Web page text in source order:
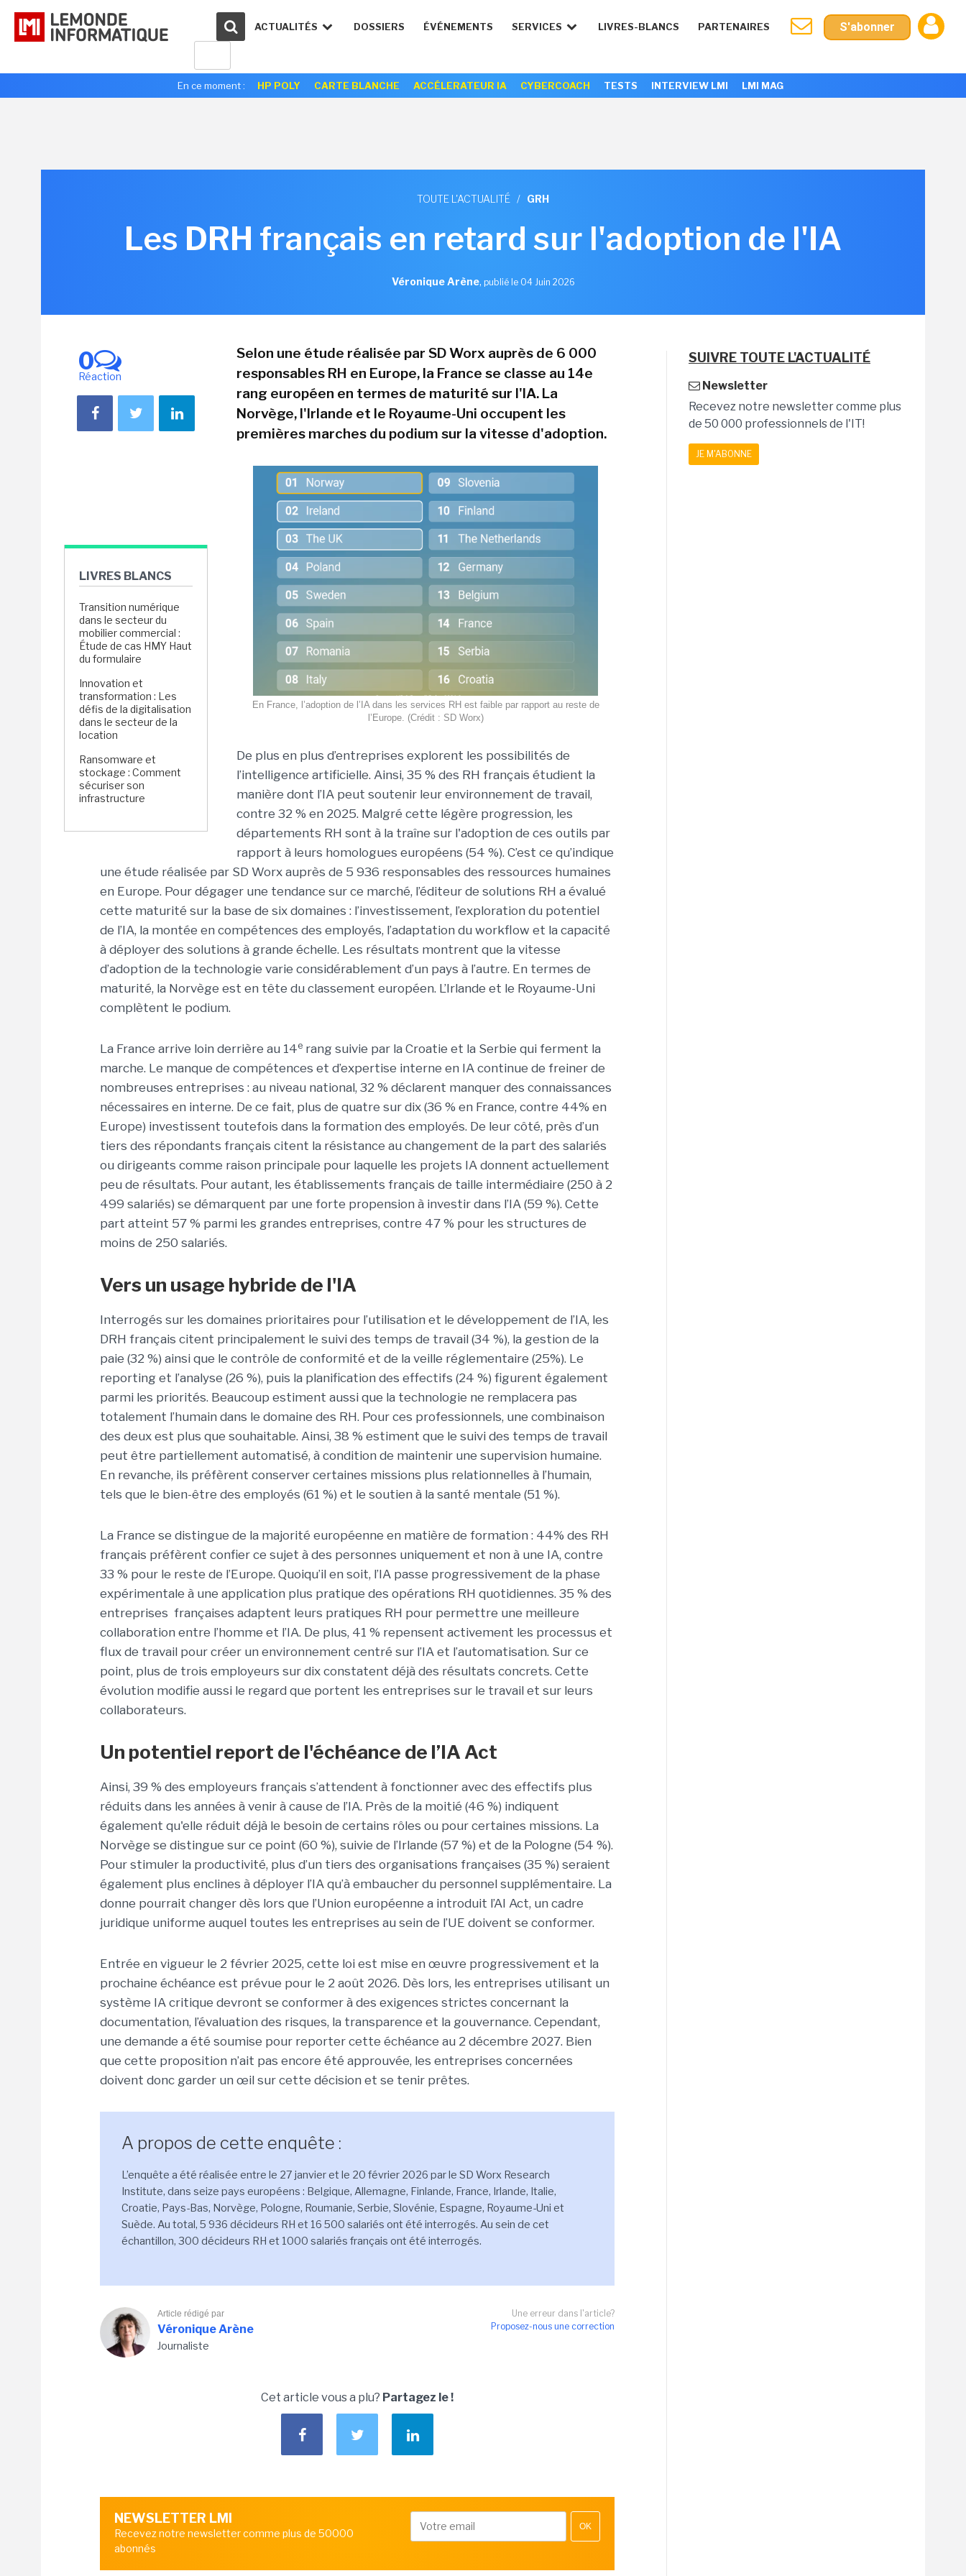
ACTUALITÉS DOSSIERS ÉVÉNEMENTS SERVICES LIVRES-BLANCS PARTENAIRES S'abonner
En ce moment : HP POLY CARTE BLANCHE ACCÉLERATEUR IA CYBERCOACH TESTS INTERVIEW LMI LMI MAG
TOUTE L'ACTUALITÉ / GRH
Les DRH français en retard sur l'adoption de l'IA
Véronique Arène, publié le 04 Juin 2026
0
Réaction
LIVRES BLANCS
Transition numérique
dans le secteur du
mobilier commercial :
Étude de cas HMY Haut
du formulaire
Innovation et
transformation : Les
défis de la digitalisation
dans le secteur de la
location
Ransomware et
stockage : Comment
sécuriser son
infrastructure
Selon une étude réalisée par SD Worx auprès de 6 000
responsables RH en Europe, la France se classe au 14e
rang européen en termes de maturité sur l'IA. La
Norvège, l'Irlande et le Royaume-Uni occupent les
premières marches du podium sur la vitesse d'adoption.
En France, l’adoption de l’IA dans les services RH est faible par rapport au reste de
l’Europe. (Crédit : SD Worx)
De plus en plus d’entreprises explorent les possibilités de
l’intelligence artificielle. Ainsi, 35 % des RH français étudient la
manière dont l’IA peut soutenir leur environnement de travail,
contre 32 % en 2025. Malgré cette légère progression, les
départements RH sont à la traîne sur l'adoption de ces outils par
rapport à leurs homologues européens (54 %). C’est ce qu’indique
une étude réalisée par SD Worx auprès de 5 936 responsables des ressources humaines
en Europe. Pour dégager une tendance sur ce marché, l’éditeur de solutions RH a évalué
cette maturité sur la base de six domaines : l’investissement, l’exploration du potentiel
de l’IA, la montée en compétences des employés, l’adaptation du workflow et la capacité
à déployer des solutions à grande échelle. Les résultats montrent que la vitesse
d’adoption de la technologie varie considérablement d’un pays à l’autre. En termes de
maturité, la Norvège est en tête du classement européen. L’Irlande et le Royaume-Uni
complètent le podium.
La France arrive loin derrière au 14e rang suivie par la Croatie et la Serbie qui ferment la
marche. Le manque de compétences et d’expertise interne en IA continue de freiner de
nombreuses entreprises : au niveau national, 32 % déclarent manquer des connaissances
nécessaires en interne. De ce fait, plus de quatre sur dix (36 % en France, contre 44% en
Europe) investissent toutefois dans la formation des employés. De leur côté, près d’un
tiers des répondants français citent la résistance au changement de la part des salariés
ou dirigeants comme raison principale pour laquelle les projets IA donnent actuellement
peu de résultats. Pour autant, les établissements français de taille intermédiaire (250 à 2
499 salariés) se démarquent par une forte propension à investir dans l’IA (59 %). Cette
part atteint 57 % parmi les grandes entreprises, contre 47 % pour les structures de
moins de 250 salariés.
Vers un usage hybride de l'IA
Interrogés sur les domaines prioritaires pour l’utilisation et le développement de l’IA, les
DRH français citent principalement le suivi des temps de travail (34 %), la gestion de la
paie (32 %) ainsi que le contrôle de conformité et de la veille réglementaire (25%). Le
reporting et l’analyse (26 %), puis la planification des effectifs (24 %) figurent également
parmi les priorités. Beaucoup estiment aussi que la technologie ne remplacera pas
totalement l’humain dans le domaine des RH. Pour ces professionnels, une combinaison
des deux est plus que souhaitable. Ainsi, 38 % estiment que le suivi des temps de travail
peut être partiellement automatisé, à condition de maintenir une supervision humaine.
En revanche, ils préfèrent conserver certaines missions plus relationnelles à l’humain,
tels que le bien-être des employés (61 %) et le soutien à la santé mentale (51 %).
La France se distingue de la majorité européenne en matière de formation : 44% des RH
français préfèrent confier ce sujet à des personnes uniquement et non à une IA, contre
33 % pour le reste de l’Europe. Quoiqu’il en soit, l’IA passe progressivement de la phase
expérimentale à une application plus pratique des opérations RH quotidiennes. 35 % des
entreprises françaises adaptent leurs pratiques RH pour permettre une meilleure
collaboration entre l’homme et l’IA. De plus, 41 % repensent activement les processus et
flux de travail pour créer un environnement centré sur l’IA et l’automatisation. Sur ce
point, plus de trois employeurs sur dix constatent déjà des résultats concrets. Cette
évolution modifie aussi le regard que portent les entreprises sur le travail et sur leurs
collaborateurs.
Un potentiel report de l'échéance de l’IA Act
Ainsi, 39 % des employeurs français s’attendent à fonctionner avec des effectifs plus
réduits dans les années à venir à cause de l’IA. Près de la moitié (46 %) indiquent
également qu'elle réduit déjà le besoin de certains rôles ou pour certaines missions. La
Norvège se distingue sur ce point (60 %), suivie de l’Irlande (57 %) et de la Pologne (54 %).
Pour stimuler la productivité, plus d’un tiers des organisations françaises (35 %) seraient
également plus enclines à déployer l’IA qu’à embaucher du personnel supplémentaire. La
donne pourrait changer dès lors que l’Union européenne a introduit l’AI Act, un cadre
juridique uniforme auquel toutes les entreprises au sein de l’UE doivent se conformer.
Entrée en vigueur le 2 février 2025, cette loi est mise en œuvre progressivement et la
prochaine échéance est prévue pour le 2 août 2026. Dès lors, les entreprises utilisant un
système IA critique devront se conformer à des exigences strictes concernant la
documentation, l’évaluation des risques, la transparence et la gouvernance. Cependant,
une demande a été soumise pour reporter cette échéance au 2 décembre 2027. Bien
que cette proposition n’ait pas encore été approuvée, les entreprises concernées
doivent donc garder un œil sur cette décision et se tenir prêtes.
A propos de cette enquête :
L’enquête a été réalisée entre le 27 janvier et le 20 février 2026 par le SD Worx Research
Institute, dans seize pays européens : Belgique, Allemagne, Finlande, France, Irlande, Italie,
Croatie, Pays-Bas, Norvège, Pologne, Roumanie, Serbie, Slovénie, Espagne, Royaume-Uni et
Suède. Au total, 5 936 décideurs RH et 16 500 salariés ont été interrogés. Au sein de cet
échantillon, 300 décideurs RH et 1000 salariés français ont été interrogés.
Une erreur dans l'article?
Proposez-nous une correction
Article rédigé par
Véronique Arène
Journaliste
Cet article vous a plu? Partagez le !
NEWSLETTER LMI
Recevez notre newsletter comme plus de 50000
abonnés
OK
SUIVRE TOUTE L'ACTUALITÉ
Newsletter
Recevez notre newsletter comme plus
de 50 000 professionnels de l'IT!
JE M'ABONNE